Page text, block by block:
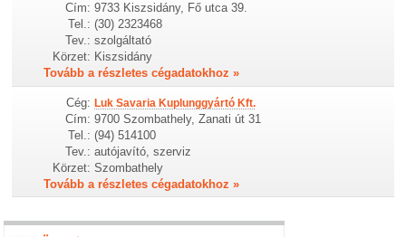
Cím: 9733 Kiszsidány, Fő utca 39.
Tel.: (30) 2323468
Tev.: szolgáltató
Körzet: Kiszsidány
Tovább a részletes cégadatokhoz »
Cég: Luk Savaria Kuplunggyártó Kft.
Cím: 9700 Szombathely, Zanati út 31
Tel.: (94) 514100
Tev.: autójavító, szerviz
Körzet: Szombathely
Tovább a részletes cégadatokhoz »